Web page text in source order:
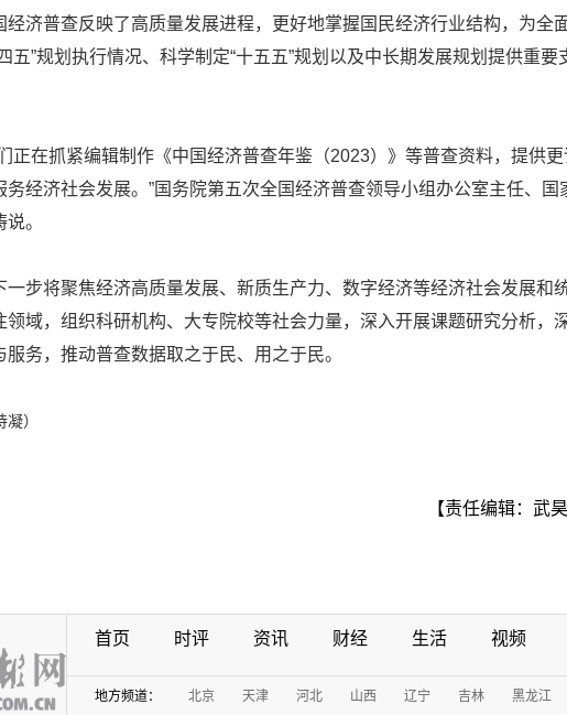
经济普查反映了高质量发展进程，更好地掌握国民经济行业结构，为全
五”规划执行情况、科学制定“十五五”规划以及中长期发展规划提供重要
正在抓紧编辑制作《中国经济普查年鉴（2023）》等普查资料，提供更
务经济社会发展。”国务院第五次全国经济普查领导小组办公室主任、国
。
一步将聚焦经济高质量发展、新质生产力、数字经济等经济社会发展和
领域，组织科研机构、大专院校等社会力量，深入开展课题研究分析，
务，推动普查数据取之于民、用之于民。
凝）
【责任编辑：武昊
首页 时评 资讯 财经 生活 视频
地方频道： 北京 天津 河北 山西 辽宁 吉林 黑龙江